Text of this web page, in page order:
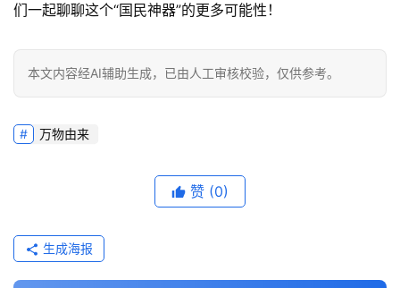
们一起聊聊这个“国民神器”的更多可能性！
本文内容经AI辅助生成，已由人工审核校验，仅供参考。
万物由来
赞 (0)
生成海报